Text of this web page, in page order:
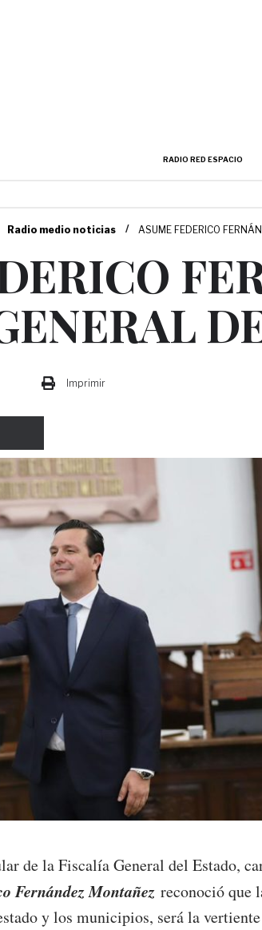
RADIO RED ESPACIO
Radio medio noticias / ASUME FEDERICO
Imprimir
de la Fiscalía General del Estado,
Fernández Montañez reconoció que
y los municipios, será la